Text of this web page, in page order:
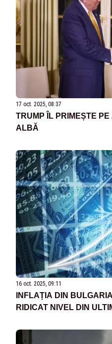
17 oct. 2025, 08:37
TRUMP ÎL PRIMEȘTE
ALBĂ
16 oct. 2025, 09:11
INFLAȚIA DIN
RIDICAT NIVEL DIN